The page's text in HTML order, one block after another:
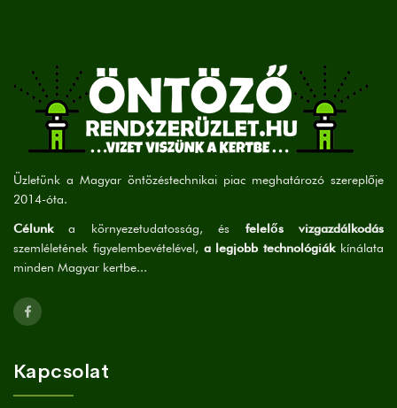
Üzletünk a Magyar öntözéstechnikai piac meghatározó szereplője
2014-óta.
Célunka környezetudatosság, és felelős vizgazdálkodás
szemléletének figyelembevételével, a legjobb technológiákkínálata
minden Magyar kertbe...
Kapcsolat